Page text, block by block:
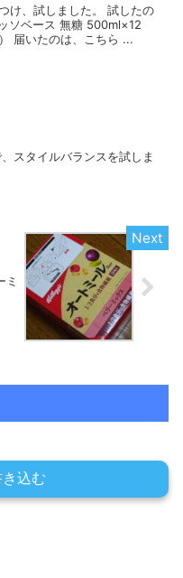
け、試しました。 試したの
ソベース 無糖 500ml×12
届いたのは、こちら ...
スタイルバランスを試しま
ミ
込む